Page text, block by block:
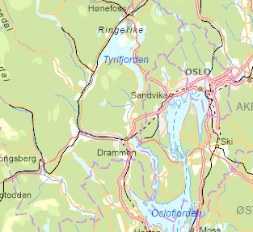
beryktet for sine gamle myter
Etter leden passerer Austtjønna
langs grusvei ned mot Fremo.
denne grusveien er det små
følger den gamle:Rangåveien
,
gammel kløvvei som kan gi litt
fra å gå på hard grusvei. Et
grusveien, kommer man til
Her er det mulig å få overnatting